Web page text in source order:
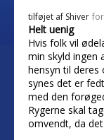
tilføjet af Shiver
Helt uenig
Hvis folk vil
min skyld ingen
hensyn til deres
synes det er
med den
Rygerne skal
omvendt, da